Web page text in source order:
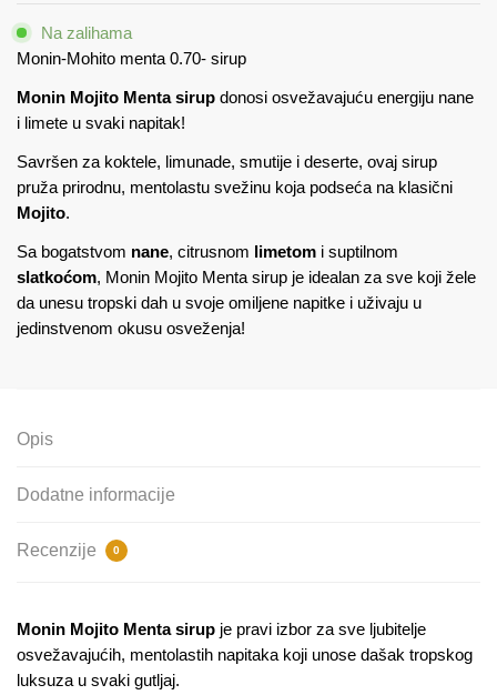
sirup
količina
Na zalihama
Monin-Mohito menta 0.70- sirup
Monin Mojito Menta sirup donosi osvežavajuću energiju nane
i limete u svaki napitak!
Savršen za koktele, limunade, smutije i deserte, ovaj sirup
pruža prirodnu, mentolastu svežinu koja podseća na klasični
Mojito.
Sa bogatstvom nane, citrusnom limetom i suptilnom
slatkoćom, Monin Mojito Menta sirup je idealan za sve koji žele
da unesu tropski dah u svoje omiljene napitke i uživaju u
jedinstvenom okusu osveženja!
Opis
Dodatne informacije
Recenzije 0
Monin Mojito Menta sirup je pravi izbor za sve ljubitelje
osvežavajućih, mentolastih napitaka koji unose dašak tropskog
luksuza u svaki gutljaj.